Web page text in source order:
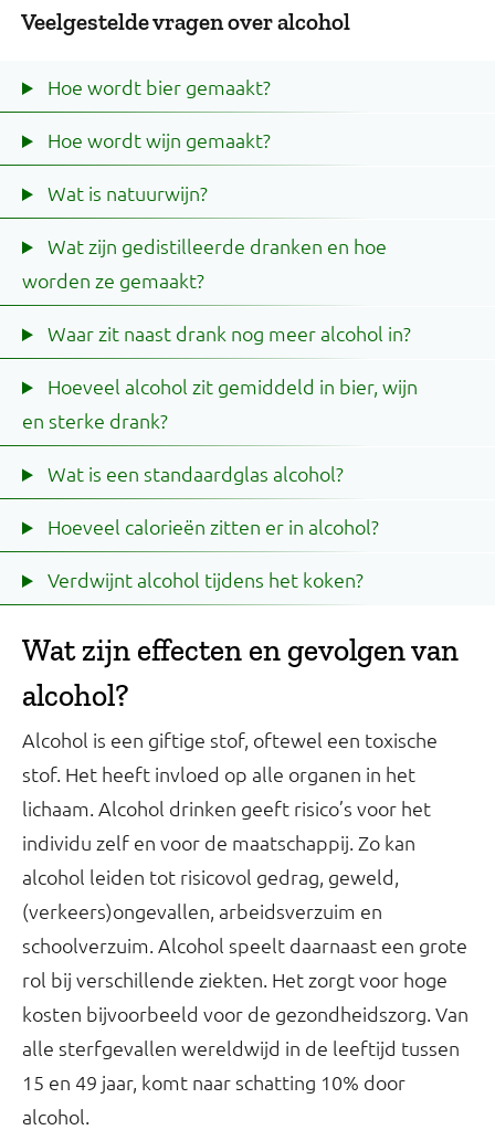
Veelgestelde vragen over alcohol
Hoe wordt bier gemaakt?
Hoe wordt wijn gemaakt?
Wat is natuurwijn?
Wat zijn gedistilleerde dranken en hoe
worden ze gemaakt?
Waar zit naast drank nog meer alcohol in?
Hoeveel alcohol zit gemiddeld in bier, wijn
en sterke drank?
Wat is een standaardglas alcohol?
Hoeveel calorieën zitten er in alcohol?
Verdwijnt alcohol tijdens het koken?
Wat zijn effecten en gevolgen van
alcohol?
Alcohol is een giftige stof, oftewel een toxische
stof. Het heeft invloed op alle organen in het
lichaam. Alcohol drinken geeft risico’s voor het
individu zelf en voor de maatschappij. Zo kan
alcohol leiden tot risicovol gedrag, geweld,
(verkeers)ongevallen, arbeidsverzuim en
schoolverzuim. Alcohol speelt daarnaast een grote
rol bij verschillende ziekten. Het zorgt voor hoge
kosten bijvoorbeeld voor de gezondheidszorg. Van
alle sterfgevallen wereldwijd in de leeftijd tussen
15 en 49 jaar, komt naar schatting 10% door
alcohol.